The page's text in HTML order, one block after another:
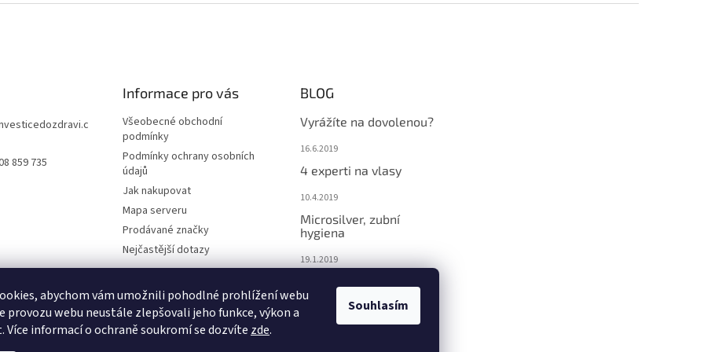
abychom vám umožnili pohodlné prohlížení webu
provozu webu neustále zlepšovali jeho funkce, výkon a
informací o ochraně soukromí se dozvíte zde.
Souhlasím
859 735
Informace pro vás
Všeobecné obchodní
podmínky
Podmínky ochrany osobních
údajů
Jak nakupovat
Mapa serveru
Prodávané značky
Nejčastější dotazy
BLOG
Vyrážíte na dovolenou?
16.6.2019
4 experti na vlasy
10.4.2019
Microsilver, zubní
hygiena
19.1.2019
organismus?
12.1.2019